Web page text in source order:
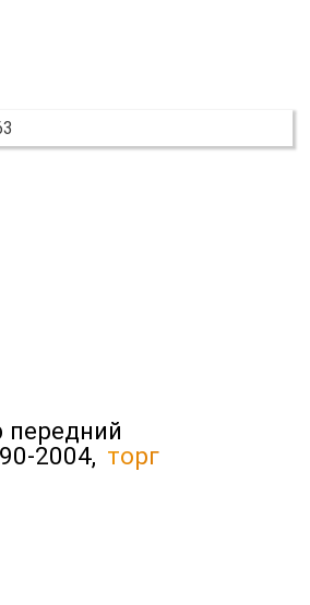
передний
2004, торг